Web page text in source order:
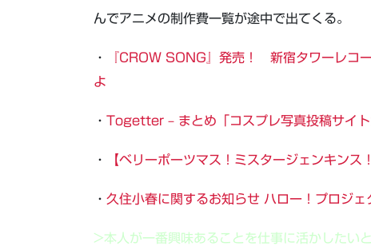
んでアニメの制作費一覧が途中で出てくる。
・
『CROW SONG』発売！ 新宿タワーレコ
よ
・ Togetter – まとめ「コスプレ写真投稿サイト
・ 【ベリーポーツマス！ミスタージェンキンス
・ 久住小春に関するお知らせ ハロー！プロジ
>本人が一番興味あることを仕事に活かした